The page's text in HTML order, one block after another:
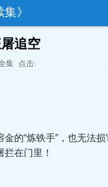
》
追空
集 点击:
“炼铁手”，也无法
在门里！